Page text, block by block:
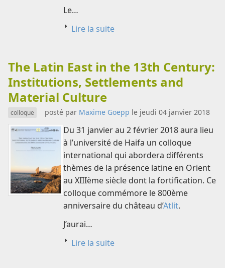
Le…
Lire la suite
The Latin East in the 13th Century:
Institutions, Settlements and
Material Culture
colloque posté par Maxime Goepp le jeudi 04 janvier 2018
Du 31 janvier au 2 février 2018 aura lieu
à l’université de Haifa un colloque
international qui abordera différents
thèmes de la présence latine en Orient
au XIIIème siècle dont la fortification. Ce
colloque commémore le 800ème
anniversaire du château d’Atlit.
J’aurai…
Lire la suite